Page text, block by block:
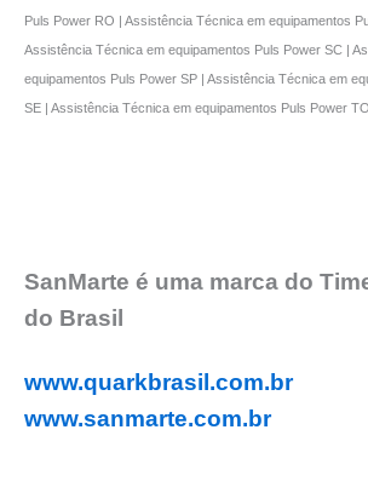
Puls Power RO | Assistência Técnica em equipamentos
Assistência Técnica em equipamentos Puls Power SC |
equipamentos Puls Power SP | Assistência Técnica em
SE | Assistência Técnica em equipamentos Puls Power
SanMarte é uma marca do
do Brasil
www.quarkbrasil.com.br
www.sanmarte.com.br